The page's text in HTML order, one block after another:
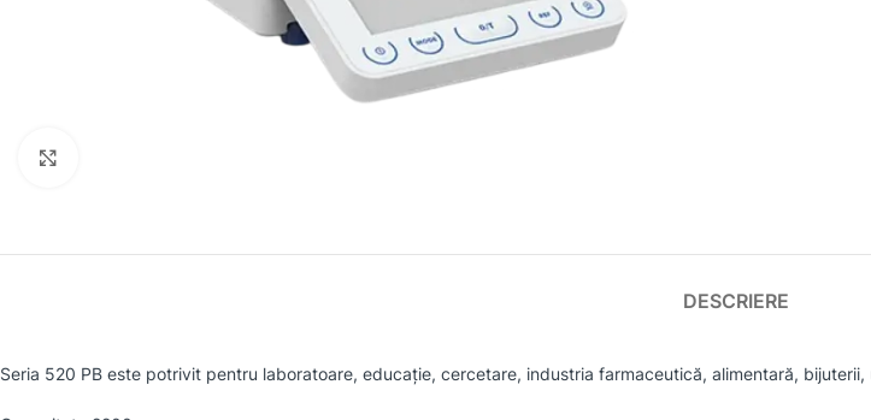
DESCRIERE
Seria 520 PB este potrivit pentru laboratoare, educație, cercetare, industria farmaceutică, alimentară,